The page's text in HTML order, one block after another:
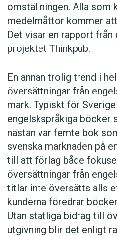
omställningen. Alla som
medelmåttor kommer
Det visar en rapport från
projektet Thinkpub.
En annan trolig trend i
översättningar från
mark. Typiskt för
engelskspråkiga böcker
nästan var femte bok
svenska marknaden på
till att förlag både
översättningar från
titlar inte översätts alls
kunderna föredrar
Utan statliga bidrag till
utgivning blir det enligt